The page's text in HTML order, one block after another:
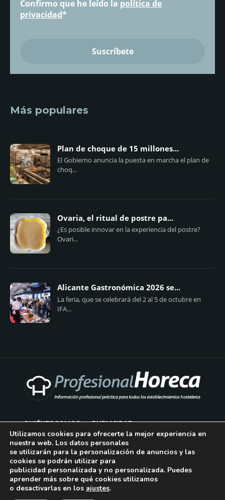
Confirmo que he leído la política de
privacidad*
Más populares
Plan de choque de 15 millones...
El Gobierno anuncia la puesta en marcha el plan de
choq...
Ovaria, el ritual de postre pa...
¿Es posible innovar en la experiencia del postre?
Ovari...
Alicante Gastronómica 2026 se...
La feria, que se celebrará del 2 al 5 de octubre en
IFA...
QUIÉNES SOMOS PUBLICIDAD
AVISO LEGAL
POLÍTICA DE COOKIES
POLÍTICA DE PRIVACIDAD
Utilizamos cookies para ofrecerte la mejor experiencia en
nuestra web. Los datos personales
se utilizarán para la personalización de anuncios y las
cookies se podrán utilizar para
publicidad personalizada y no personalizada. Puedes
aprender más sobre qué cookies utilizamos
o desactivarlas en los ajustes.